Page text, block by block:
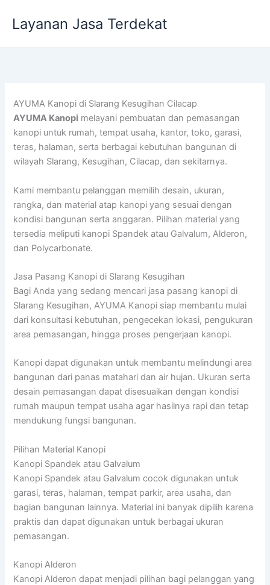
Layanan Jasa Terdekat
AYUMA Kanopi di Slarang Kesugihan Cilacap
AYUMA Kanopi melayani pembuatan dan pemasangan
kanopi untuk rumah, tempat usaha, kantor, toko, garasi,
teras, halaman, serta berbagai kebutuhan bangunan di
wilayah Slarang, Kesugihan, Cilacap, dan sekitarnya.
Kami membantu pelanggan memilih desain, ukuran,
rangka, dan material atap kanopi yang sesuai dengan
kondisi bangunan serta anggaran. Pilihan material yang
tersedia meliputi kanopi Spandek atau Galvalum, Alderon,
dan Polycarbonate.
Jasa Pasang Kanopi di Slarang Kesugihan
Bagi Anda yang sedang mencari jasa pasang kanopi di
Slarang Kesugihan, AYUMA Kanopi siap membantu mulai
dari konsultasi kebutuhan, pengecekan lokasi, pengukuran
area pemasangan, hingga proses pengerjaan kanopi.
Kanopi dapat digunakan untuk membantu melindungi area
bangunan dari panas matahari dan air hujan. Ukuran serta
desain pemasangan dapat disesuaikan dengan kondisi
rumah maupun tempat usaha agar hasilnya rapi dan tetap
mendukung fungsi bangunan.
Pilihan Material Kanopi
Kanopi Spandek atau Galvalum
Kanopi Spandek atau Galvalum cocok digunakan untuk
garasi, teras, halaman, tempat parkir, area usaha, dan
bagian bangunan lainnya. Material ini banyak dipilih karena
praktis dan dapat digunakan untuk berbagai ukuran
pemasangan.
Kanopi Alderon
Kanopi Alderon dapat menjadi pilihan bagi pelanggan yang